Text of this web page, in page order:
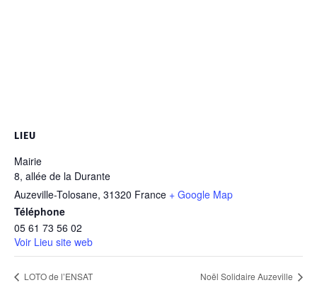
LIEU
Mairie
8, allée de la Durante
Auzeville-Tolosane, 31320 France + Google Map
Téléphone
05 61 73 56 02
Voir Lieu site web
LOTO de l’ENSAT Noël Solidaire Auzeville